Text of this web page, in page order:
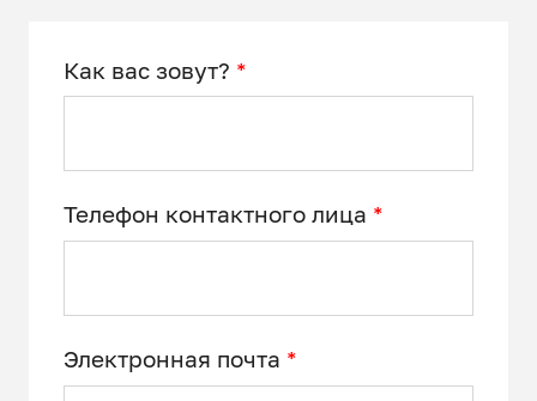
Как вас зовут? *
Телефон контактного лица *
Электронная почта *